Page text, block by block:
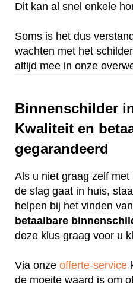
Dit kan al snel enkele
Soms is het dus
wachten met het
altijd mee in onze
Binnenschilder
Kwaliteit en
gegarandeerd
Als u niet graag zelf
de slag gaat in huis,
helpen bij het vinden
betaalbare
deze klus graag voor u
Via onze offerte-service
de moeite waard is om